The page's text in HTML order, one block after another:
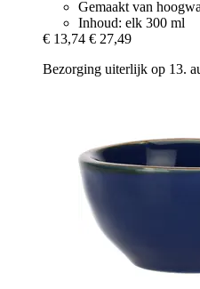
Gemaakt van
Inhoud: elk 300 ml
€ 13,74 € 27,49
Bezorging uiterlijk op 13.